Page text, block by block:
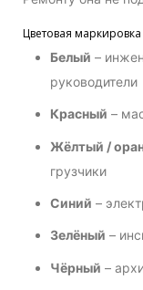
Цветовая маркировка
Белый –
руководители
Красный –
Жёлтый /
грузчики
Синий –
Зелёный –
Чёрный –